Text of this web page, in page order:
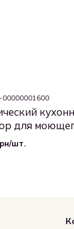
00000001600
для
Лилии
шт.